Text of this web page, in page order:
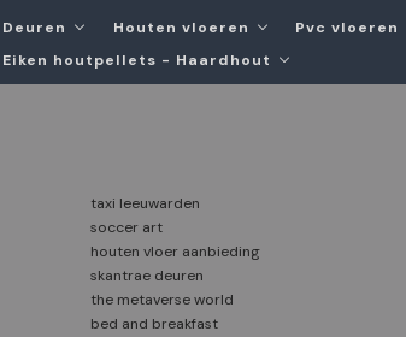
Deuren Houten vloeren Pvc vloeren
Eiken houtpellets - Haardhout
taxi leeuwarden
soccer art
houten vloer aanbieding
skantrae deuren
the metaverse world
bed and breakfast